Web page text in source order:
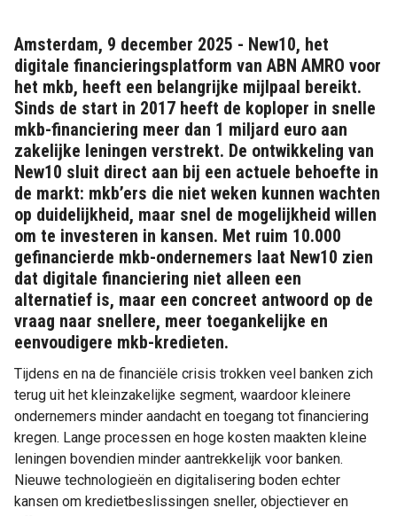
Amsterdam, 9 december 2025 - New10, het
digitale financieringsplatform van ABN AMRO voor
het mkb, heeft een belangrijke mijlpaal bereikt.
Sinds de start in 2017 heeft de koploper in snelle
mkb-financiering meer dan 1 miljard euro aan
zakelijke leningen verstrekt. De ontwikkeling van
New10 sluit direct aan bij een actuele behoefte in
de markt: mkb’ers die niet weken kunnen wachten
op duidelijkheid, maar snel de mogelijkheid willen
om te investeren in kansen. Met ruim 10.000
gefinancierde mkb-ondernemers laat New10 zien
dat digitale financiering niet alleen een
alternatief is, maar een concreet antwoord op de
vraag naar snellere, meer toegankelijke en
eenvoudigere mkb-kredieten.
Tijdens en na de financiële crisis trokken veel banken zich
terug uit het kleinzakelijke segment, waardoor kleinere
ondernemers minder aandacht en toegang tot financiering
kregen. Lange processen en hoge kosten maakten kleine
leningen bovendien minder aantrekkelijk voor banken.
Nieuwe technologieën en digitalisering boden echter
kansen om kredietbeslissingen sneller, objectiever en